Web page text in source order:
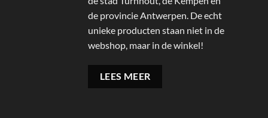
de provincie Antwerpen. De echt
unieke producten staan niet in de
webshop, maar in de winkel!
LEES MEER